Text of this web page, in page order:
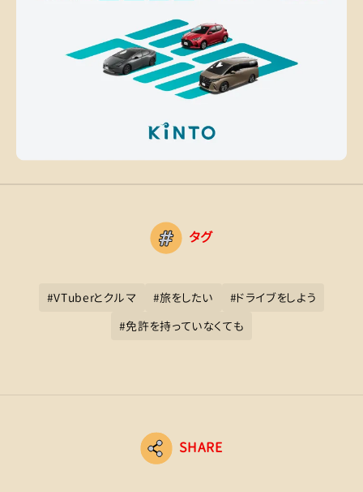
タグ
#VTuberとクルマ #旅をしたい #ドライブをしよう
#免許を持っていなくても
SHARE